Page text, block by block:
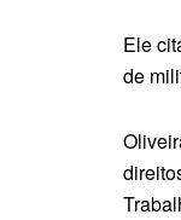
Ele
de